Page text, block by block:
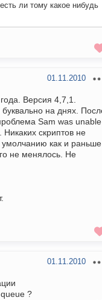
ли тому какое нибудь
01.11.2010
Версия 4,7,1.
на днях.
Sam was unable
скриптов не
умолчанию как и
не менялось. Не
01.11.2010
?